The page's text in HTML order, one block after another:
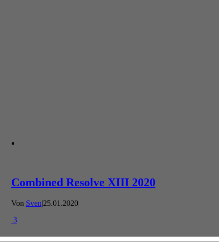
Combined Resolve XIII 2020
Von Sven|25.01.2020|
3